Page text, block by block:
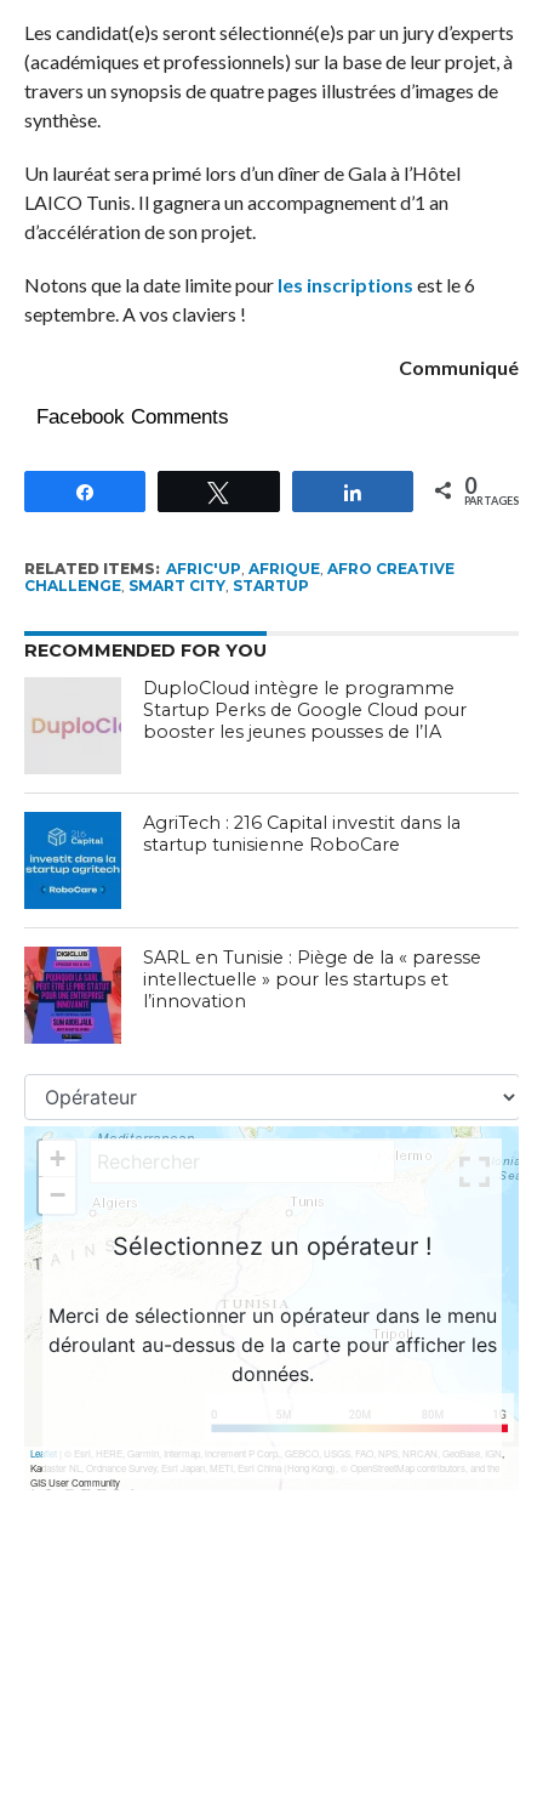
Les candidat(e)s seront sélectionné(e)s par un jury d’experts
(académiques et professionnels) sur la base de leur projet, à
travers un synopsis de quatre pages illustrées d’images de
synthèse.
Un lauréat sera primé lors d’un dîner de Gala à l’Hôtel
LAICO Tunis. Il gagnera un accompagnement d’1 an
d’accélération de son projet.
Notons que la date limite pour les inscriptions est le 6
septembre. A vos claviers !
Communiqué
Facebook Comments
Partagez 0
PARTAGES
RELATED ITEMS: AFRIC'UP, AFRIQUE, AFRO CREATIVE
CHALLENGE, SMART CITY, STARTUP
RECOMMENDED FOR YOU
DuploCloud intègre le programme
Startup Perks de Google Cloud pour
booster les jeunes pousses de l’IA
AgriTech : 216 Capital investit dans la
startup tunisienne RoboCare
SARL en Tunisie : Piège de la « paresse
intellectuelle » pour les startups et
l’innovation